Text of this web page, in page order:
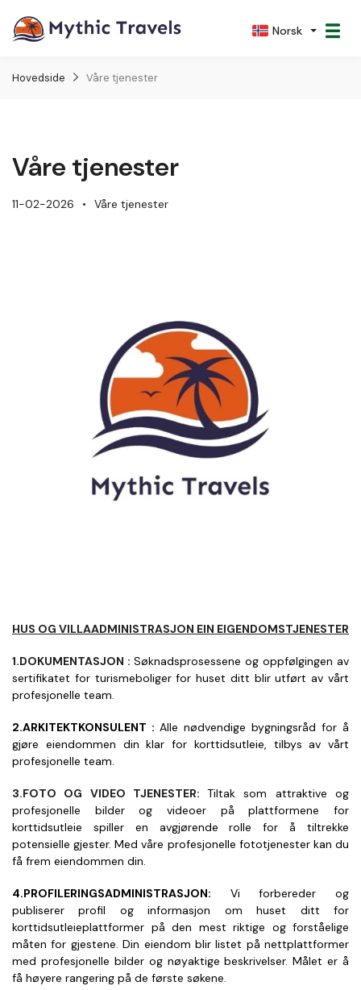
Norsk
Hovedside Våre tjenester
Våre tjenester
11-02-2026 Våre tjenester
HUS OG VILLAADMINISTRASJON EIN EIGENDOMSTJENESTER
1.DOKUMENTASJON : Søknadsprosessene og oppfølgingen av
sertifikatet for turismeboliger for huset ditt blir utført av vårt
profesjonelle team.
2.ARKITEKTKONSULENT : Alle nødvendige bygningsråd for å
gjøre eiendommen din klar for korttidsutleie, tilbys av vårt
profesjonelle team.
3.FOTO OG VIDEO TJENESTER: Tiltak som attraktive og
profesjonelle bilder og videoer på plattformene for
korttidsutleie spiller en avgjørende rolle for å tiltrekke
potensielle gjester. Med våre profesjonelle fototjenester kan du
få frem eiendommen din.
4.PROFILERINGSADMINISTRASJON: Vi forbereder og
publiserer profil og informasjon om huset ditt for
korttidsutleieplattformer på den mest riktige og forståelige
måten for gjestene. Din eiendom blir listet på nettplattformer
med profesjonelle bilder og nøyaktige beskrivelser. Målet er å
få høyere rangering på de første søkene.